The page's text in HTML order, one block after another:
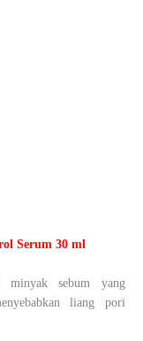
Serum 30 ml
minyak sebum yang
liang pori